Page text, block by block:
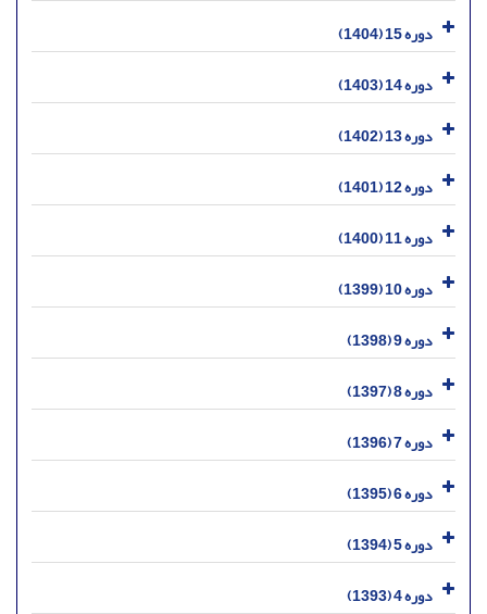
دوره 15 (1404)
دوره 14 (1403)
دوره 13 (1402)
دوره 12 (1401)
دوره 11 (1400)
دوره 10 (1399)
دوره 9 (1398)
دوره 8 (1397)
دوره 7 (1396)
دوره 6 (1395)
دوره 5 (1394)
دوره 4 (1393)